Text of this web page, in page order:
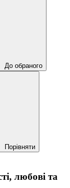
До обраного
Порівняти
любові та